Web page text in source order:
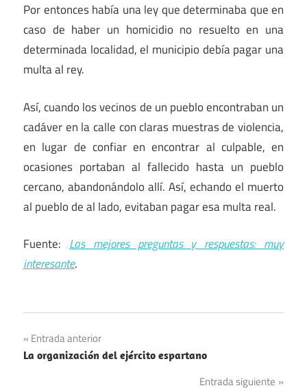
Por entonces había una ley que determinaba que en
caso de haber un homicidio no resuelto en una
determinada localidad, el municipio debía pagar una
multa al rey.
Así, cuando los vecinos de un pueblo encontraban un
cadáver en la calle con claras muestras de violencia,
en lugar de confiar en encontrar al culpable, en
ocasiones portaban al fallecido hasta un pueblo
cercano, abandonándolo allí. Así, echando el muerto
al pueblo de al lado, evitaban pagar esa multa real.
Fuente:Las mejores preguntas y respuestas: muy
interesante.
Navegación
de
Entrada anterior
La organización del ejército espartano
Entrada siguiente